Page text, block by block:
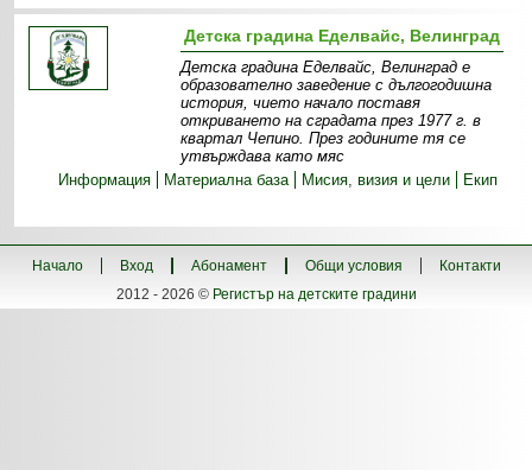
Детска градина Еделвайс, Велинград
Детска градина Еделвайс, Велинград е
образователно заведение с дългогодишна
история, чието начало поставя
откриването на сградата през 1977 г. в
квартал Чепино. През годините тя се
утвърждава като мяс
Информация
Материална база Мисия, визия и цели Екип
Начало Вход Абонамент Общи условия
Контакти
2012 - 2026 © Регистър на детските градини